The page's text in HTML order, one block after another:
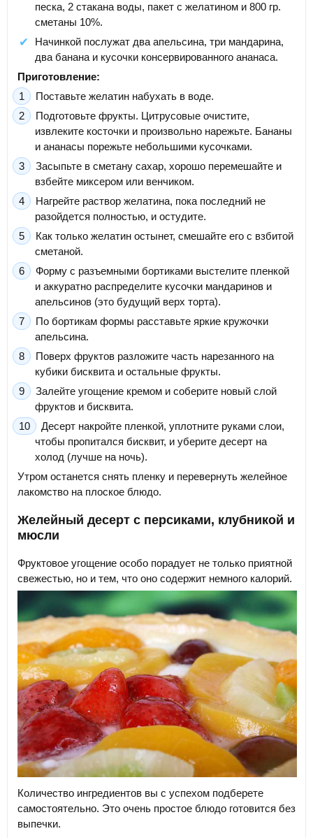
песка, 2 стакана воды, пакет с желатином и 800 гр.
сметаны 10%.
Начинкой послужат два апельсина, три мандарина,
два банана и кусочки консервированного ананаса.
Приготовление:
Поставьте желатин набухать в воде.
Подготовьте фрукты. Цитрусовые очистите,
извлеките косточки и произвольно нарежьте. Бананы
и ананасы порежьте небольшими кусочками.
Засыпьте в сметану сахар, хорошо перемешайте и
взбейте миксером или венчиком.
Нагрейте раствор желатина, пока последний не
разойдется полностью, и остудите.
Как только желатин остынет, смешайте его с взбитой
сметаной.
Форму с разъемными бортиками выстелите пленкой
и аккуратно распределите кусочки мандаринов и
апельсинов (это будущий верх торта).
По бортикам формы расставьте яркие кружочки
апельсина.
Поверх фруктов разложите часть нарезанного на
кубики бисквита и остальные фрукты.
Залейте угощение кремом и соберите новый слой
фруктов и бисквита.
Десерт накройте пленкой, уплотните руками слои,
чтобы пропитался бисквит, и уберите десерт на
холод (лучше на ночь).
Утром останется снять пленку и перевернуть желейное
лакомство на плоское блюдо.
Желейный десерт с персиками, клубникой и
мюсли
Фруктовое угощение особо порадует не только приятной
свежестью, но и тем, что оно содержит немного калорий.
Количество ингредиентов вы с успехом подберете
самостоятельно. Это очень простое блюдо готовится без
выпечки.